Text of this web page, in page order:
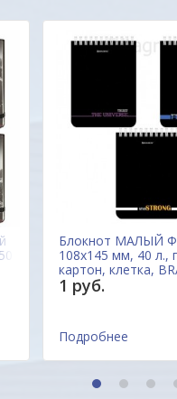
Мы
для
Отличный
радуют глаз.
все вопросы
вовремя.
обращаться еще .
Блокнот МАЛЫЙ
108х145 мм, 40 л.,
картон, клетка,
"Black & notes",
Россия
1 руб.
Подробнее
1 2 3